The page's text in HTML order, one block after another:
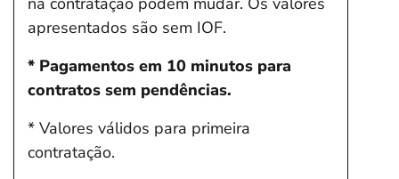
apresentados são sem IOF.
* Pagamentos em 10 minutos para
contratos sem pendências.
* Valores válidos para primeira
contratação.